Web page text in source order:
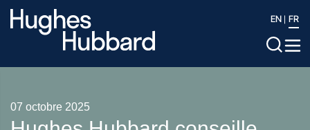
EN FR
07 octobre 2025